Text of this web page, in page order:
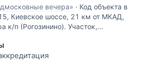
вечера» · Код объекта в
Киевское шоссе, 21 км от МКАД,
к/п (Рогозинино). Участок,
естественным подлеском на
выходом в лесной массив.